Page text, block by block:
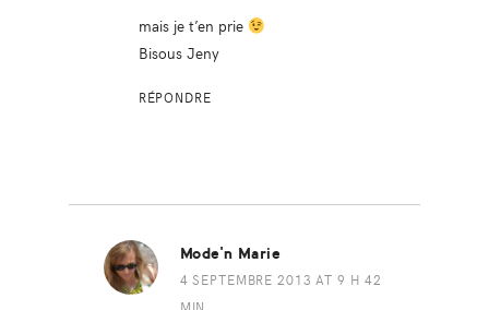
mais je t’en prie
Bisous Jeny
RÉPONDRE
Mode'n Marie
4 SEPTEMBRE 2013 AT 9 H 42